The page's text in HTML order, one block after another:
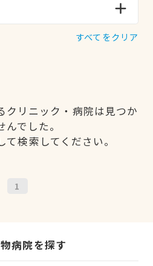
すべてをクリア
クリニック・病院は見つか
んでした。
検索してください。
1
病院を探す